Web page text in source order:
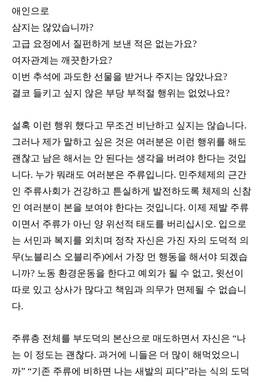
애인으로
삼지는 않았습니까?
고급 요정에서 질펀하게 보낸 적은 없는가요?
여자관계는 깨끗한가요?
이번 추석에 과도한 선물을 받거나 주지는 않았나요?
결코 들키고 싶지 않은 부당 부적절 행위는 없었나요?
설혹 이런 행위 했다고 무조건 비난하고 싶지는 않습니다.
그러나 제가 말하고 싶은 것은 여러분은 이런 행위를 해도
괜찮고 남은 해서는 안 된다는 생각을 버려야 한다는 것입
니다. 누가 뭐래도 여러분은 주류입니다. 민주체제의 근간
인 주류사회가 건강하고 튼실하게 발전하도록 체제의 신참
인 여러분이 본을 보여야 한다는 것입니다. 이제 제발 주류
이면서 주류가 아닌 양 위선적 태도를 버리십시오. 입으로
는 서민과 복지를 외치며 정작 자신은 가진 자의 도덕적 의
무(노블리스 오블리주)에서 가장 먼 행동을 해서야 되겠습
니까? 노동 환경운동을 한다고 예외가 될 수 없고, 윗선이
따로 있고 상사가 많다고 책임과 의무가 면제될 수 없습니
다.
주류층 전체를 부도덕의 본산으로 매도하면서 자신은 “나
는 이 정도는 괜찮다. 과거에 니들은 더 많이 해먹었으니
까” “기존 주류에 비하면 나는 새발의 피다”라는 식의 도덕